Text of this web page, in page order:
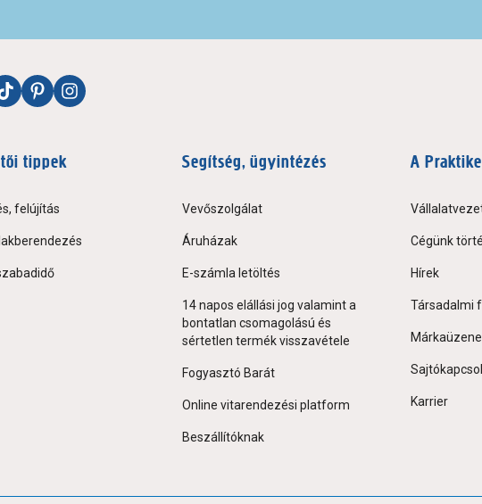
tippek
felújítás
Segítség, ügyintézés
Vevőszolgálat
Áruházak
E-számla letöltés
14 napos elállási jog valamint a
bontatlan csomagolású és
sértetlen termék visszavétele
Fogyasztó Barát
Online vitarendezési platform
Beszállítóknak
A
Cégünk
Hírek
Társadalmi
Karrier